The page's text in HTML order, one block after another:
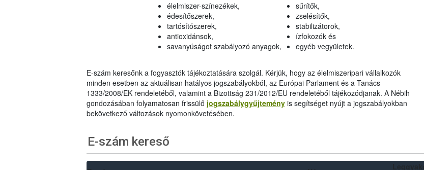
élelmiszer-színezékek,
édesítőszerek,
tartósítószerek,
antioxidánsok,
savanyúságot szabályozó anyagok,
sűrítők,
zselésítők,
stabilizátorok,
ízfokozók és
egyéb vegyületek.
E-szám keresőnk a fogyasztók tájékoztatására szolgál. Kérjük, hogy az élelmiszeripari vállalkozók
minden esetben az aktuálisan hatályos jogszabályokból, az Európai Parlament és a Tanács
1333/2008/EK rendeletéből, valamint a Bizottság 231/2012/EU rendeletéből tájékozódjanak. A Nébih
gondozásában folyamatosan frissülő jogszabálygyűjteményis segítséget nyújt a jogszabályokban
bekövetkező változások nyomonkövetésében.
E-szám kereső